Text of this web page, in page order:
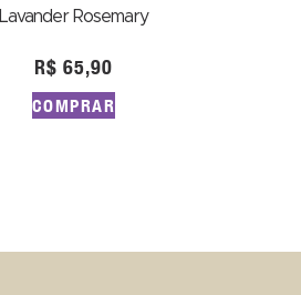
Lavander Rosemary
R$ 65,90
COMPRAR